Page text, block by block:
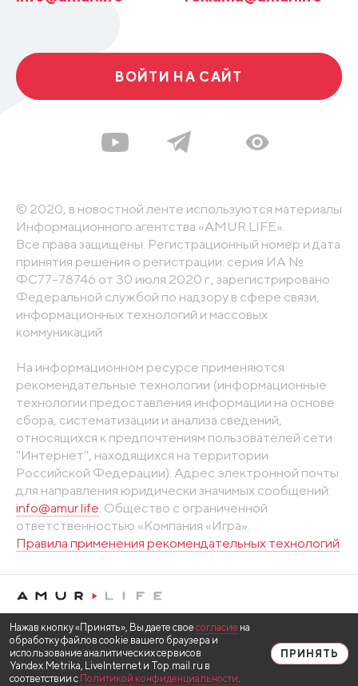
ВОЙТИ НА САЙТ
© 2020, в новостной ленте используются материалы
Информационного агентства «AMUR.LIFE».
Все права защищены. Регистрационный номер и дата
принятия решения о регистрации: серия ИА №
ФС77-78746 от 30 июля 2020 г., зарегистрировано
Федеральной службой по надзору в сфере связи,
информационных технологий и массовых
коммуникаций
На информационном ресурсе применяются
рекомендательные технологии (информационные
технологии предоставления информации на основе
сбора, систематизации и анализа сведений,
относящихся к предпочтениям пользователей сети
"Интернет", находящихся на территории
Российской Федерации). Адрес электронной почты
для направления юридически значимых сообщений:
info@amur.life . Общество с ограниченной
ответственностью «Компания «Игра».
Правила применения рекомендательных технологий
Нажав кнопку «Принять», Вы даете свое согласие на
обработку файлов cookie вашего браузера и
использование аналитических сервисов
Yandex.Metrika, LiveInternet и Top.mail.ru в
соответствии с Политикой конфиденциальности.
ПРИНЯТЬ